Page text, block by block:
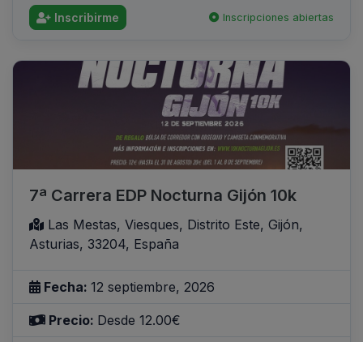
Inscribirme Inscripciones abiertas
7ª Carrera EDP Nocturna Gijón 10k
Las Mestas, Viesques, Distrito Este, Gijón,
Asturias, 33204, España
Fecha: 12 septiembre, 2026
Precio: Desde 12.00€